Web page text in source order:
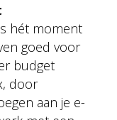
hét moment
goed voor
budget
door
aan je e-